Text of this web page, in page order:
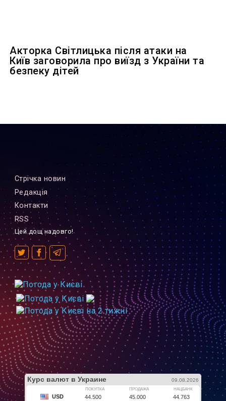
Акторка Світлицька після атаки на
Київ заговорила про виїзд з України та
безпеку дітей
Стрiчка новин
Редакцiя
Контакти
RSS
Цей дощ надовго!